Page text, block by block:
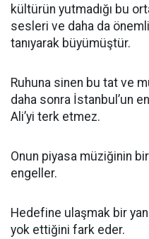
kültürün yutmadığı bu
sesleri ve daha da
tanıyarak büyümüştür.
Ruhuna sinen bu tat ve
daha sonra İstanbul’un
Ali’yi terk etmez.
Onun piyasa müziğinin
engeller.
Hedefine ulaşmak bir
yok ettiğini fark eder.